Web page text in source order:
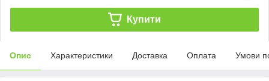
Купити
Опис Характеристики Доставка Оплата Умови